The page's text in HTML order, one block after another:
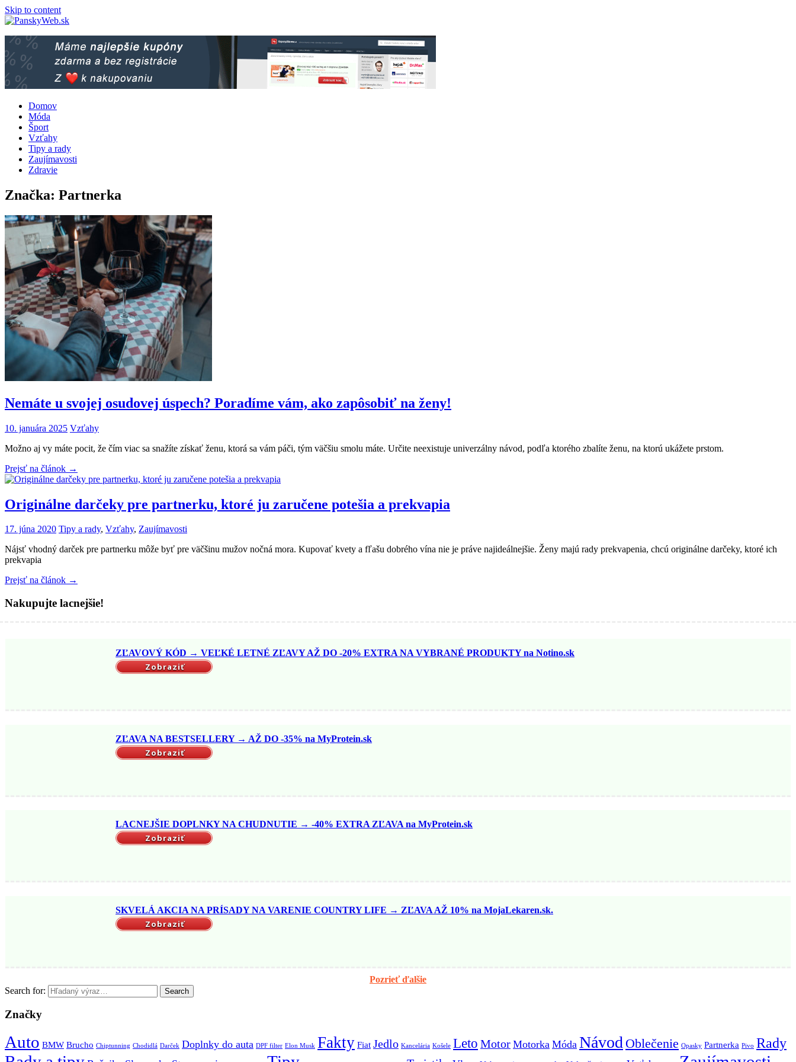
Skip to content
Domov
Móda
Šport
Vzťahy
Tipy a rady
Zaujímavosti
Zdravie
Značka: Partnerka
Nemáte u svojej osudovej úspech? Poradíme vám, ako zapôsobiť na ženy!
10. januára 2025 Vzťahy
Možno aj vy máte pocit, že čím viac sa snažíte získať ženu, ktorá sa vám páči, tým väčšiu smolu máte. Určite neexistuje univerzálny návod, podľa ktorého zbalíte ženu, na ktorú ukážete prstom.
Prejsť na článok →
Originálne darčeky pre partnerku, ktoré ju zaručene potešia a prekvapia
17. júna 2020 Tipy a rady, Vzťahy, Zaujímavosti
Nájsť vhodný darček pre partnerku môže byť pre väčšinu mužov nočná mora. Kupovať kvety a fľašu dobrého vína nie je práve najideálnejšie. Ženy majú rady prekvapenia, chcú originálne darčeky, ktoré ich
prekvapia
Prejsť na článok →
Nakupujte lacnejšie!
ZĽAVOVÝ KÓD → VEĽKÉ LETNÉ ZĽAVY AŽ DO -20% EXTRA NA VYBRANÉ PRODUKTY na Notino.sk
Zobraziť
ZĽAVA NA BESTSELLERY → AŽ DO -35% na MyProtein.sk
Zobraziť
LACNEJŠIE DOPLNKY NA CHUDNUTIE → -40% EXTRA ZĽAVA na MyProtein.sk
Zobraziť
SKVELÁ AKCIA NA PRÍSADY NA VARENIE COUNTRY LIFE → ZĽAVA AŽ 10% na MojaLekaren.sk.
Zobraziť
Pozrieť ďalšie
Search for:
Search
Značky
Auto BMW Brucho Chiptunning Chodidlá Darček Doplnky do auta DPF filter Elon Musk Fakty Fiat Jedlo Kancelária Košele Leto Motor Motorka Móda Návod Oblečenie Opasky Partnerka Pivo Rady